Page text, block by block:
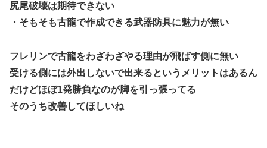
尻尾破壊は期待できない
・そもそも古龍で作成できる武器防具に魅力が無い
フレリンで古龍をわざわざやる理由が飛ばす側に無い
受ける側には外出しないで出来るというメリットはあるん
だけどほぼ1発勝負なのが脚を引っ張ってる
そのうち改善してほしいね